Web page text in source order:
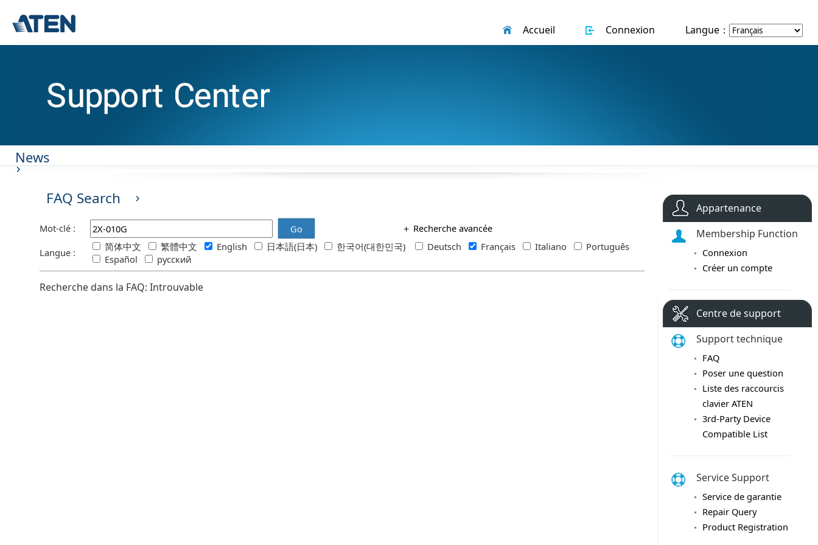
Accueil Connexion Langue：
News
FAQ Search
Mot-clé : Go ＋ Recherche avancée
Langue :
简体中文 繁體中文 English 日本語(日本) 한국어(대한민국) Deutsch Français Italiano
Português
Español
русский
Appartenance
Membership Function
Connexion
Créer un compte
Centre de support
Support technique
FAQ
Poser une question
Liste des raccourcis
clavier ATEN
3rd-Party Device
Compatible List
Service Support
Service de garantie
Repair Query
Product Registration